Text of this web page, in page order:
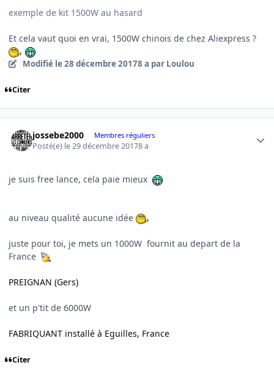
exemple de kit 1500W au hasard
Et cela vaut quoi en vrai, 1500W chinois de chez Aliexpress ?
Modifié le 28 décembre 20178 a par Loulou
Citer
jossebe2000 Membres réguliers
Posté(e) le 29 décembre 20178 a
je suis free lance, cela paie mieux
au niveau qualité aucune idée
juste pour toi, je mets un 1000W fournit au depart de la
France
PREIGNAN (Gers)
et un p'tit de 6000W
FABRIQUANT installé à Eguilles, France
Citer